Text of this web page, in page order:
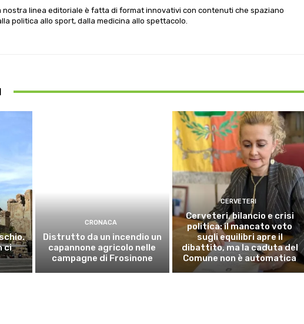
nostra linea editoriale è fatta di format innovativi con contenuti che spaziano
politica allo sport, dalla medicina allo spettacolo.
ci
CRONACA
Distrutto da un incendio un
capannone agricolo nelle
campagne di Frosinone
CERVETERI
Cerveteri, bilancio e crisi
politica: il mancato voto
sugli equilibri apre il
dibattito, ma la caduta del
Comune non è automatica